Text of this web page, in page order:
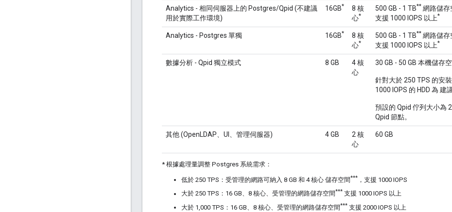
Analytics - 相同伺服器上的 Postgres/Qpid (不建議
用於實際工作環境)
16GB*
8 核
心*
500 GB - 1 TB** 網路儲存
支援 1000 IOPS 以上*
Analytics - Postgres 單獨 16GB*
8 核
心*
500 GB - 1 TB** 網路儲存
支援 1000 IOPS 以上*
數據分析 - Qpid 獨立模式 8 GB
4 核
心
30 GB - 50 GB 本機儲存
針對大於 250 TPS 的安
1000 IOPS 的 HDD 為 建
預設的 Qpid 佇列大小為
Qpid 節點。
其他 (OpenLDAP、UI、管理伺服器) 4 GB
2 核
心
60 GB
* 根據處理量調整 Postgres 系統需求：
低於 250 TPS：受管理的網路可納入 8 GB 和 4 核心 儲存空間*** ，支援 1000 IOPS
大於 250 TPS：16 GB、8 核心、受管理的網路儲存空間*** 支援 1000 IOPS 以上
大於 1,000 TPS：16 GB、8 核心、受管理的網路儲存空間*** 支援 2000 IOPS 以上